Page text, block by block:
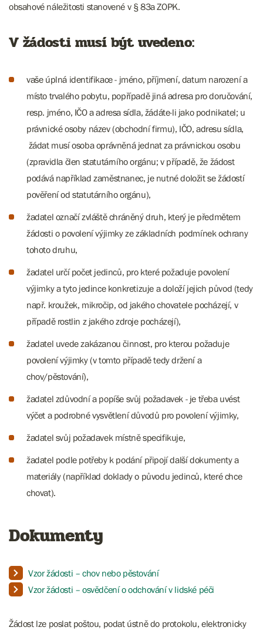
obsahové náležitosti stanovené v § 83a ZOPK.
V žádosti musí být uvedeno:
vaše úplná identifikace - jméno, příjmení, datum narození a
místo trvalého pobytu, popřípadě jiná adresa pro doručování,
resp. jméno, IČO a adresa sídla, žádáte-li jako podnikatel; u
právnické osoby název (obchodní firmu), IČO, adresu sídla,
žádat musí osoba oprávněná jednat za právnickou osobu
(zpravidla člen statutárního orgánu; v případě, že žádost
podává například zaměstnanec, je nutné doložit se žádostí
pověření od statutárního orgánu),
žadatel označí zvláště chráněný druh, který je předmětem
žádosti o povolení výjimky ze základních podmínek ochrany
tohoto druhu,
žadatel určí počet jedinců, pro které požaduje povolení
výjimky a tyto jedince konkretizuje a doloží jejich původ (tedy
např. kroužek, mikročip, od jakého chovatele pocházejí, v
případě rostlin z jakého zdroje pocházejí),
žadatel uvede zakázanou činnost, pro kterou požaduje
povolení výjimky (v tomto případě tedy držení a
chov/pěstování),
žadatel zdůvodní a popíše svůj požadavek - je třeba uvést
výčet a podrobné vysvětlení důvodů pro povolení výjimky,
žadatel svůj požadavek místně specifikuje,
žadatel podle potřeby k podání připojí další dokumenty a
materiály (například doklady o původu jedinců, které chce
chovat).
Dokumenty
Vzor žádosti – chov nebo pěstování
Vzor žádosti – osvědčení o odchování v lidské péči
Žádost lze poslat poštou, podat ústně do protokolu, elektronicky